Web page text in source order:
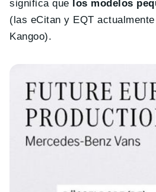
significa que
los modelos
(las eCitan y EQT
Kangoo).